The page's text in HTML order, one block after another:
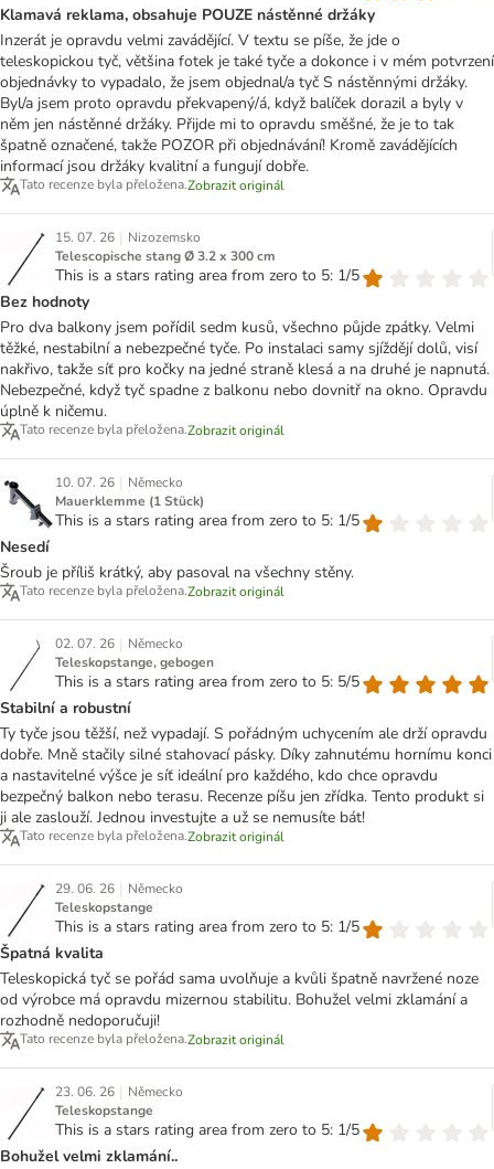
Klamavá reklama, obsahuje POUZE nástěnné držáky
Inzerát je opravdu velmi zavádějící. V textu se píše, že jde o
teleskopickou tyč, většina fotek je také tyče a dokonce i v mém potvrzení
objednávky to vypadalo, že jsem objednal/a tyč S nástěnnými držáky.
Byl/a jsem proto opravdu překvapený/á, když balíček dorazil a byly v
něm jen nástěnné držáky. Přijde mi to opravdu směšné, že je to tak
špatně označené, takže POZOR při objednávání! Kromě zavádějících
informací jsou držáky kvalitní a fungují dobře.
Tato recenze byla přeložena.Zobrazit originál
15. 07. 26 | Nizozemsko
Telescopische stang Ø 3.2 x 300 cm
This is a stars rating area from zero to 5: 1/5
Bez hodnoty
Pro dva balkony jsem pořídil sedm kusů, všechno půjde zpátky. Velmi
těžké, nestabilní a nebezpečné tyče. Po instalaci samy sjíždějí dolů, visí
nakřivo, takže síť pro kočky na jedné straně klesá a na druhé je napnutá.
Nebezpečné, když tyč spadne z balkonu nebo dovnitř na okno. Opravdu
úplně k ničemu.
Tato recenze byla přeložena.Zobrazit originál
10. 07. 26 | Německo
Mauerklemme (1 Stück)
This is a stars rating area from zero to 5: 1/5
Nesedí
Šroub je příliš krátký, aby pasoval na všechny stěny.
Tato recenze byla přeložena.Zobrazit originál
02. 07. 26 | Německo
Teleskopstange, gebogen
This is a stars rating area from zero to 5: 5/5
Stabilní a robustní
Ty tyče jsou těžší, než vypadají. S pořádným uchycením ale drží opravdu
dobře. Mně stačily silné stahovací pásky. Díky zahnutému hornímu konci
a nastavitelné výšce je síť ideální pro každého, kdo chce opravdu
bezpečný balkon nebo terasu. Recenze píšu jen zřídka. Tento produkt si
ji ale zaslouží. Jednou investujte a už se nemusíte bát!
Tato recenze byla přeložena.Zobrazit originál
29. 06. 26 | Německo
Teleskopstange
This is a stars rating area from zero to 5: 1/5
Špatná kvalita
Teleskopická tyč se pořád sama uvolňuje a kvůli špatně navržené noze
od výrobce má opravdu mizernou stabilitu. Bohužel velmi zklamání a
rozhodně nedoporučuji!
Tato recenze byla přeložena.Zobrazit originál
23. 06. 26 | Německo
Teleskopstange
This is a stars rating area from zero to 5: 1/5
Bohužel velmi zklamání..